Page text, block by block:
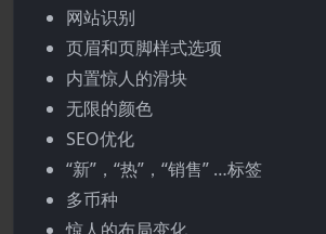
网站识别
页眉和页脚样式选项
内置惊人的滑块
无限的颜色
SEO优化
“新”，“热”，“销售” …标签
多币种